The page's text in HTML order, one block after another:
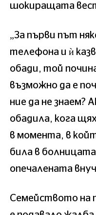
шокиращата
„За първи път
телефона и ѝ
обади, той
възможно да е
ние да не знаем?
обадила, кога
в момента, в
била в
опечалената
Семейството на